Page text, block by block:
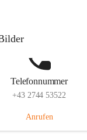
Telefonnummer
+43 2744 53522
Anrufen